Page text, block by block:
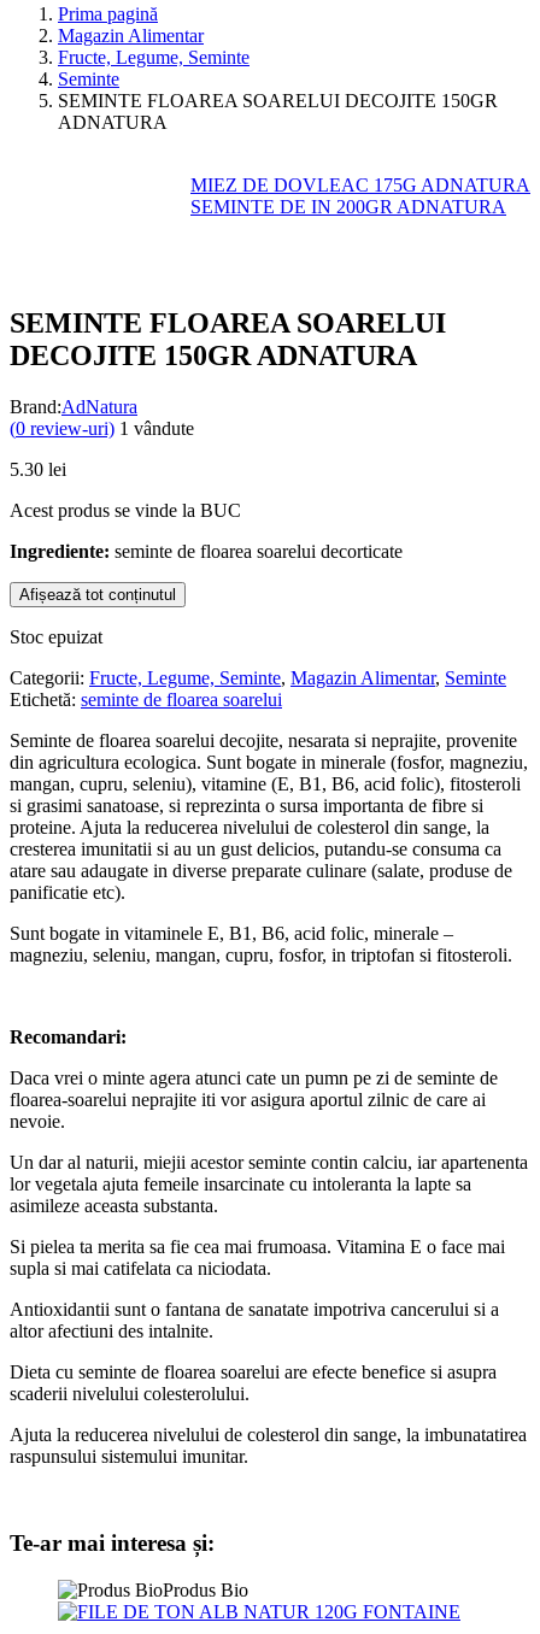
Prima pagină
Magazin Alimentar
Fructe, Legume, Seminte
Seminte
SEMINTE FLOAREA SOARELUI DECOJITE 150GR
ADNATURA
MIEZ DE DOVLEAC 175G ADNATURA
SEMINTE DE IN 200GR ADNATURA
SEMINTE FLOAREA SOARELUI
DECOJITE 150GR ADNATURA
Brand:AdNatura
(0 review-uri) 1 vândute
5.30 lei
Acest produs se vinde la BUC
Ingrediente: seminte de floarea soarelui decorticate
Afișează tot conținutul
Stoc epuizat
Categorii: Fructe, Legume, Seminte, Magazin Alimentar, Seminte
Etichetă: seminte de floarea soarelui
Seminte de floarea soarelui decojite, nesarata si neprajite, provenite
din agricultura ecologica. Sunt bogate in minerale (fosfor, magneziu,
mangan, cupru, seleniu), vitamine (E, B1, B6, acid folic), fitosteroli
si grasimi sanatoase, si reprezinta o sursa importanta de fibre si
proteine. Ajuta la reducerea nivelului de colesterol din sange, la
cresterea imunitatii si au un gust delicios, putandu-se consuma ca
atare sau adaugate in diverse preparate culinare (salate, produse de
panificatie etc).
Sunt bogate in vitaminele E, B1, B6, acid folic, minerale –
magneziu, seleniu, mangan, cupru, fosfor, in triptofan si fitosteroli.
Recomandari:
Daca vrei o minte agera atunci cate un pumn pe zi de seminte de
floarea-soarelui neprajite iti vor asigura aportul zilnic de care ai
nevoie.
Un dar al naturii, miejii acestor seminte contin calciu, iar apartenenta
lor vegetala ajuta femeile insarcinate cu intoleranta la lapte sa
asimileze aceasta substanta.
Si pielea ta merita sa fie cea mai frumoasa. Vitamina E o face mai
supla si mai catifelata ca niciodata.
Antioxidantii sunt o fantana de sanatate impotriva cancerului si a
altor afectiuni des intalnite.
Dieta cu seminte de floarea soarelui are efecte benefice si asupra
scaderii nivelului colesterolului.
Ajuta la reducerea nivelului de colesterol din sange, la imbunatatirea
raspunsului sistemului imunitar.
Te-ar mai interesa și:
Produs Bio